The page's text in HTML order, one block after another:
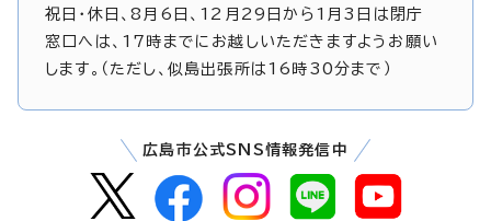
祝日・休日、8月6日、12月29日から1月3日は閉庁
窓口へは、17時までにお越しいただきますようお願い
します。（ただし、似島出張所は16時30分まで）
広島市公式SNS情報発信中